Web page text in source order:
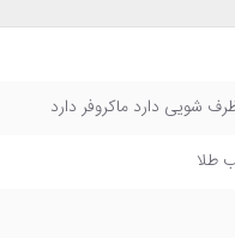
شویی دارد ماکروفر دارد
طلا